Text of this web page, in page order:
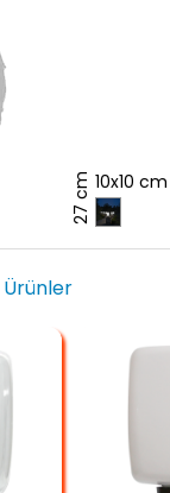
10x10 cm
27 cm
Ürünler